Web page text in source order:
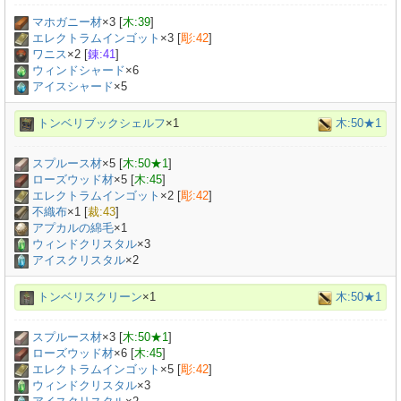
マホガニー材×3 [木:39]
エレクトラムインゴット ×3 [彫:42]
ワニス×2 [錬:41]
ウィンドシャード×6
アイスシャード×5
トンベリブックシェルフ×1 木:50★1
スプルース材×5 [木:50★1]
ローズウッド材×5 [木:45]
エレクトラムインゴット ×2 [彫:42]
不織布×1 [裁:43]
アプカルの綿毛×1
ウィンドクリスタル×3
アイスクリスタル×2
トンベリスクリーン×1 木:50★1
スプルース材×3 [木:50★1]
ローズウッド材×6 [木:45]
エレクトラムインゴット ×5 [彫:42]
ウィンドクリスタル×3